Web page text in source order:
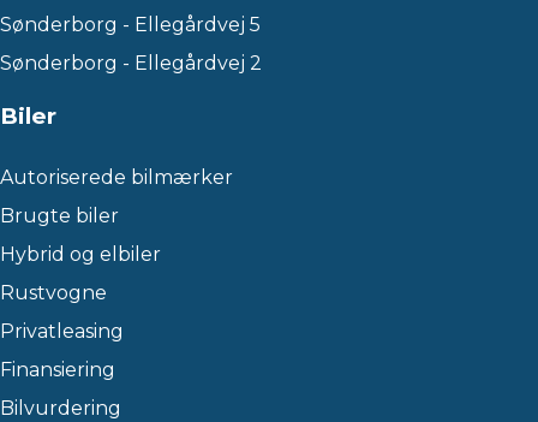
Sønderborg - Ellegårdvej 5
Sønderborg - Ellegårdvej 2
Biler
Autoriserede bilmærker
Brugte biler
Hybrid og elbiler
Rustvogne
Privatleasing
Finansiering
Bilvurdering